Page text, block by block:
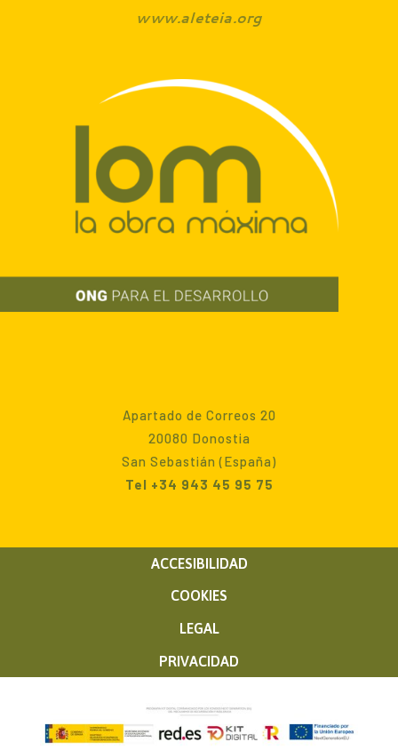
www.aleteia.org
Apartado de Correos 20
20080 Donostia
San Sebastián (España)
Tel +34 943 45 95 75
ACCESIBILIDAD
COOKIES
LEGAL
PRIVACIDAD